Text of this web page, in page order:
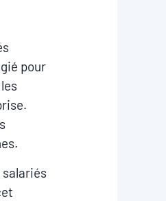
pour
salariés